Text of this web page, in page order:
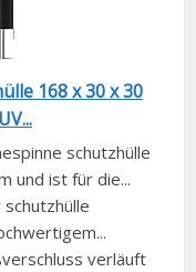
168 x 30 x 30
schutzhülle
und ist für die...
verläuft